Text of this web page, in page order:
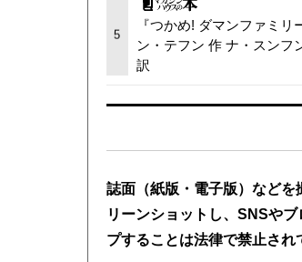
5
『つかめ! ダマンファミ
ン・テフン 作 ナ・スンフ
訳
誌面（紙版・電子版）などを
リーンショットし、SNSやブ
プすることは法律で禁止され